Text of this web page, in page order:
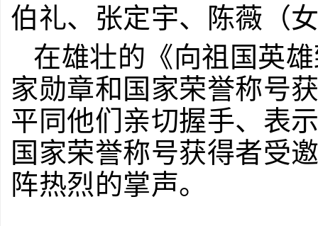
伯礼、张定宇、陈薇（
在雄壮的《向祖国英
家勋章和国家荣誉称号
平同他们亲切握手、表
国家荣誉称号获得者受
阵热烈的掌声。